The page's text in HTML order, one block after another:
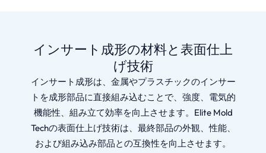
インサート成形の材料と表面仕上
げ技術
インサート成形は、金属やプラスチックのインサー
トを成形部品に直接組み込むことで、強度、電気的
機能性、組み立て効率を向上させます。Elite Mold
Techの表面仕上げ技術は、最終部品の外観、性能、
および組み込み部品との互換性を向上させます。